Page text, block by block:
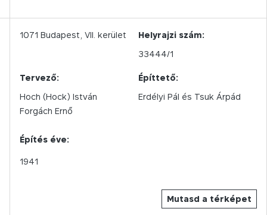
Mutasd a térképet
1071 Budapest, VII. kerület
Helyrajzi szám:
33444/1
Tervező:
Hoch (Hock) István
Forgách Ernő
Építtető:
Erdélyi Pál és Tsuk Árpád
Építés éve:
1941